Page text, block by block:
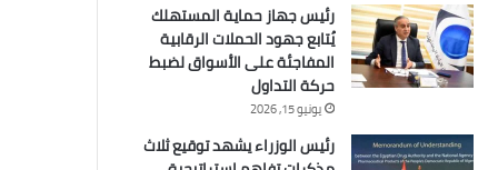
رئيس جهاز حماية المستهلك
يُتابع جهود الحملات الرقابية
المفاجئة على الأسواق لضبط
حركة التداول
يونيو 15, 2026
رئيس الوزراء يشهد توقيع ثلاث